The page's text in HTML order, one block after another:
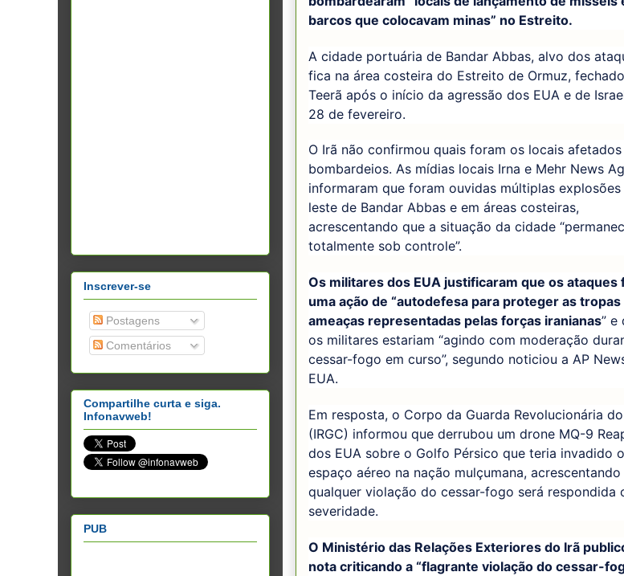
barcos que colocavam minas” no Estreito.
A cidade portuária de Bandar Abbas, alvo dos
fica na área costeira do Estreito de Ormuz,
Teerã após o início da agressão dos EUA e de
28 de fevereiro.
O Irã não confirmou quais foram os locais
bombardeios. As mídias locais Irna e Mehr News
informaram que foram ouvidas múltiplas explosões
leste de Bandar Abbas e em áreas costeiras,
acrescentando que a situação da cidade
totalmente sob controle”.
Os militares dos EUA justificaram que os ataques
uma ação de “autodefesa para proteger as tropas
ameaças representadas pelas forças iranianas” e
os militares estariam “agindo com moderação
cessar-fogo em curso”, segundo noticiou a AP
EUA.
Em resposta, o Corpo da Guarda Revolucionária
(IRGC) informou que derrubou um drone MQ-9
dos EUA sobre o Golfo Pérsico que teria invadido o
espaço aéreo na nação mulçumana, acrescentando
qualquer violação do cessar-fogo será respondida
severidade.
O Ministério das Relações Exteriores do Irã
nota criticando a “flagrante violação do cessar-
Inscrever-se
Postagens
Comentários
Compartilhe curta e siga.
Infonavweb!
PUB